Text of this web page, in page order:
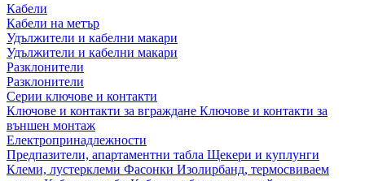
Кабели
Кабели на метър
Удължители и кабелни макари
Удължители и кабелни макари
Разклонители
Разклонители
Серии ключове и контакти
Ключове и контакти за вграждане Ключове и контакти за
външен монтаж
Електропринадлежности
Предпазители, апартаментни табла Щекери и куплунги
Клеми, лустерклеми Фасонки Изолирбанд, термосвиваем